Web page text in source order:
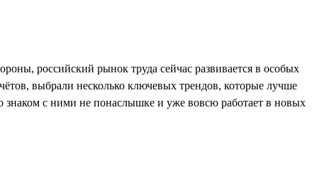
российский рынок труда сейчас развивается в особых
выбрали несколько ключевых трендов, которые лучше
знаком с ними не понаслышке и уже вовсю работает в новых